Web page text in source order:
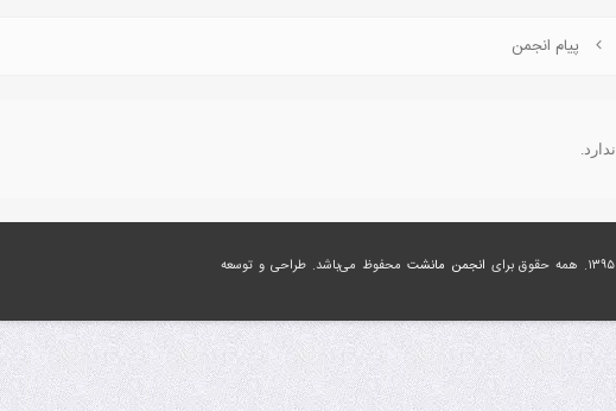
پیام انجمن
انجمن مانشت محفوظ می‌باشد. طراحی و توسعه